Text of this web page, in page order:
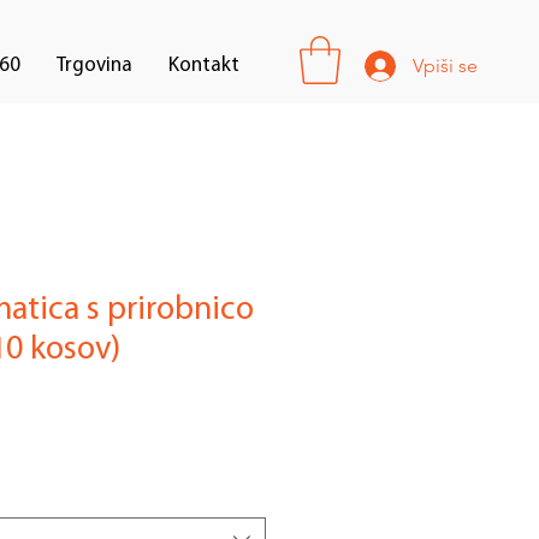
Trgovina Kontakt Vpiši se
s prirobnico
kosov)